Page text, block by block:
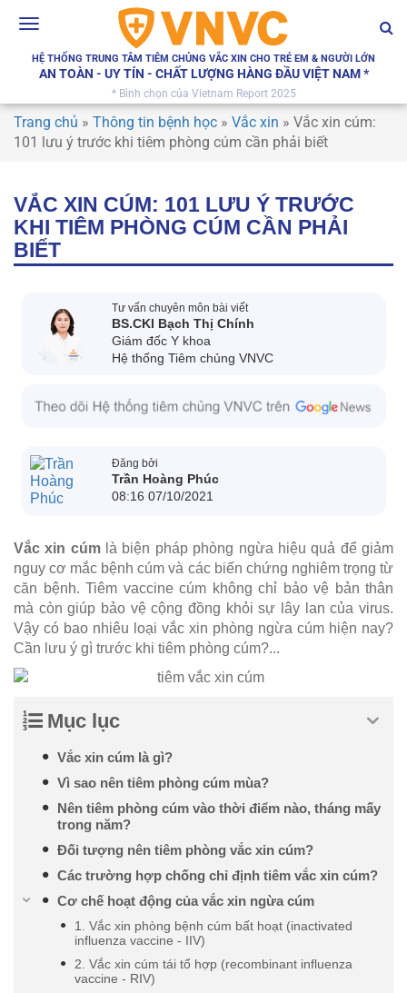
Toggle
HỆ THỐNG TRUNG TÂM TIÊM CHỦNG VẮC XIN CHO TRẺ EM & NGƯỜI LỚN
AN TOÀN - UY TÍN - CHẤT LƯỢNG HÀNG ĐẦU VIỆT NAM *
* Bình chọn của Vietnam Report 2025
Trang chủ » Thông tin bệnh học » Vắc xin » Vắc xin cúm:
101 lưu ý trước khi tiêm phòng cúm cần phải biết
VẮC XIN CÚM: 101 LƯU Ý TRƯỚC
KHI TIÊM PHÒNG CÚM CẦN PHẢI
BIẾT
Tư vấn chuyên môn bài viết
BS.CKI Bạch Thị Chính
Giám đốc Y khoa
Hệ thống Tiêm chủng VNVC
Đăng bởi
Trần Hoàng Phúc
08:16 07/10/2021
Vắc xin cúmlà biện pháp phòng ngừa hiệu quả để giảm
nguy cơ mắc bệnh cúm và các biến chứng nghiêm trọng từ
căn bệnh. Tiêm vaccine cúm không chỉ bảo vệ bản thân
mà còn giúp bảo vệ cộng đồng khỏi sự lây lan của virus.
Vậy có bao nhiêu loại vắc xin phòng ngừa cúm hiện nay?
Cần lưu ý gì trước khi tiêm phòng cúm?...
Mục lục
Vắc xin cúm là gì?
Vì sao nên tiêm phòng cúm mùa?
Nên tiêm phòng cúm vào thời điểm nào, tháng mấy
trong năm?
Đối tượng nên tiêm phòng vắc xin cúm?
Các trường hợp chống chỉ định tiêm vắc xin cúm?
Cơ chế hoạt động của vắc xin ngừa cúm
1. Vắc xin phòng bệnh cúm bất hoạt (inactivated
influenza vaccine - IIV)
2. Vắc xin cúm tái tổ hợp (recombinant influenza
vaccine - RIV)